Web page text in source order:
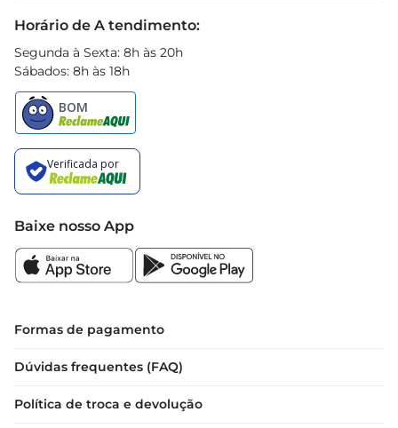
Horário de A tendimento:
Segunda à Sexta: 8h às 20h
Sábados: 8h às 18h
Baixe nosso App
Formas de pagamento
Dúvidas frequentes (FAQ)
Política de troca e devolução